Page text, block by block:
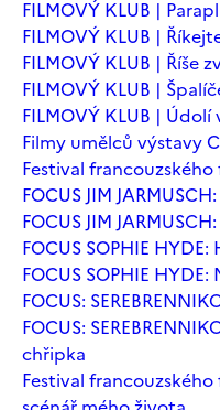
FILMOVÝ KLUB |
FILMOVÝ KLUB |
FILMOVÝ KLUB | Říše
FILMOVÝ KLUB |
FILMOVÝ KLUB | Údolí
Filmy umělců výstavy
Festival
FOCUS JIM
FOCUS JIM
FOCUS SOPHIE
FOCUS SOPHIE
FOCUS:
FOCUS:
chřipka
Festival